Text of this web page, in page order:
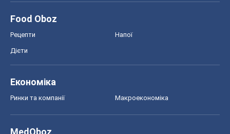
Food Oboz
Рецепти Напої
Дієти
Економіка
Ринки та компанії Макроекономіка
MedOboz